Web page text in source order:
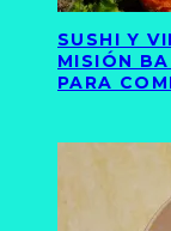
SUSHI Y
MISIÓN
PARA